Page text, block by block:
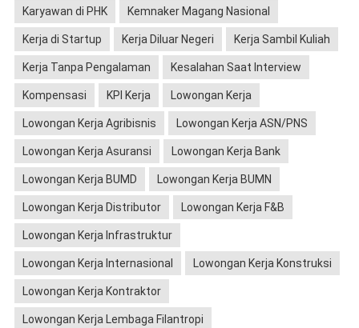
Karyawan di PHK Kemnaker Magang Nasional
Kerja di Startup Kerja Diluar Negeri Kerja Sambil Kuliah
Kerja Tanpa Pengalaman Kesalahan Saat Interview
Kompensasi KPI Kerja Lowongan Kerja
Lowongan Kerja Agribisnis Lowongan Kerja ASN/PNS
Lowongan Kerja Asuransi Lowongan Kerja Bank
Lowongan Kerja BUMD Lowongan Kerja BUMN
Lowongan Kerja Distributor Lowongan Kerja F&B
Lowongan Kerja Infrastruktur
Lowongan Kerja Internasional Lowongan Kerja Konstruksi
Lowongan Kerja Kontraktor
Lowongan Kerja Lembaga Filantropi